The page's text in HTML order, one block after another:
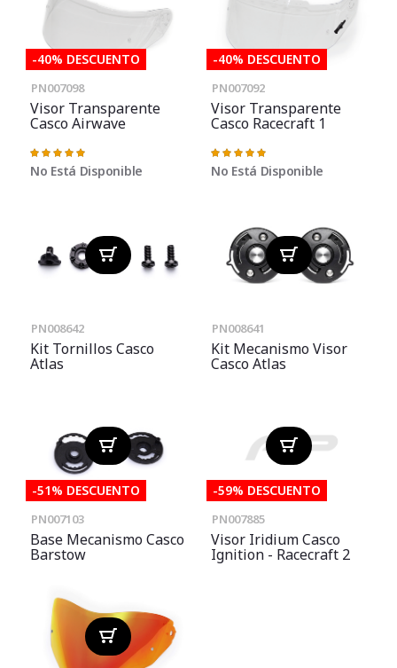
-40% DESCUENTO
PN007098
Visor Transparente
Casco Airwave
Valoración:
100%
No Está Disponible
-40% DESCUENTO
PN007092
Visor Transparente
Casco Racecraft 1
Valoración:
100%
No Está Disponible
PN008642
Kit Tornillos Casco
Atlas
PN008641
Kit Mecanismo Visor
Casco Atlas
-51% DESCUENTO
PN007103
Base Mecanismo Casco
Barstow
-59% DESCUENTO
PN007885
Visor Iridium Casco
Ignition - Racecraft 2